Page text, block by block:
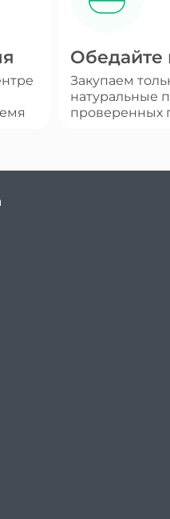
Обедайте
Закупаем
натуральные
проверенных